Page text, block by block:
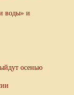
воды» и
осенью